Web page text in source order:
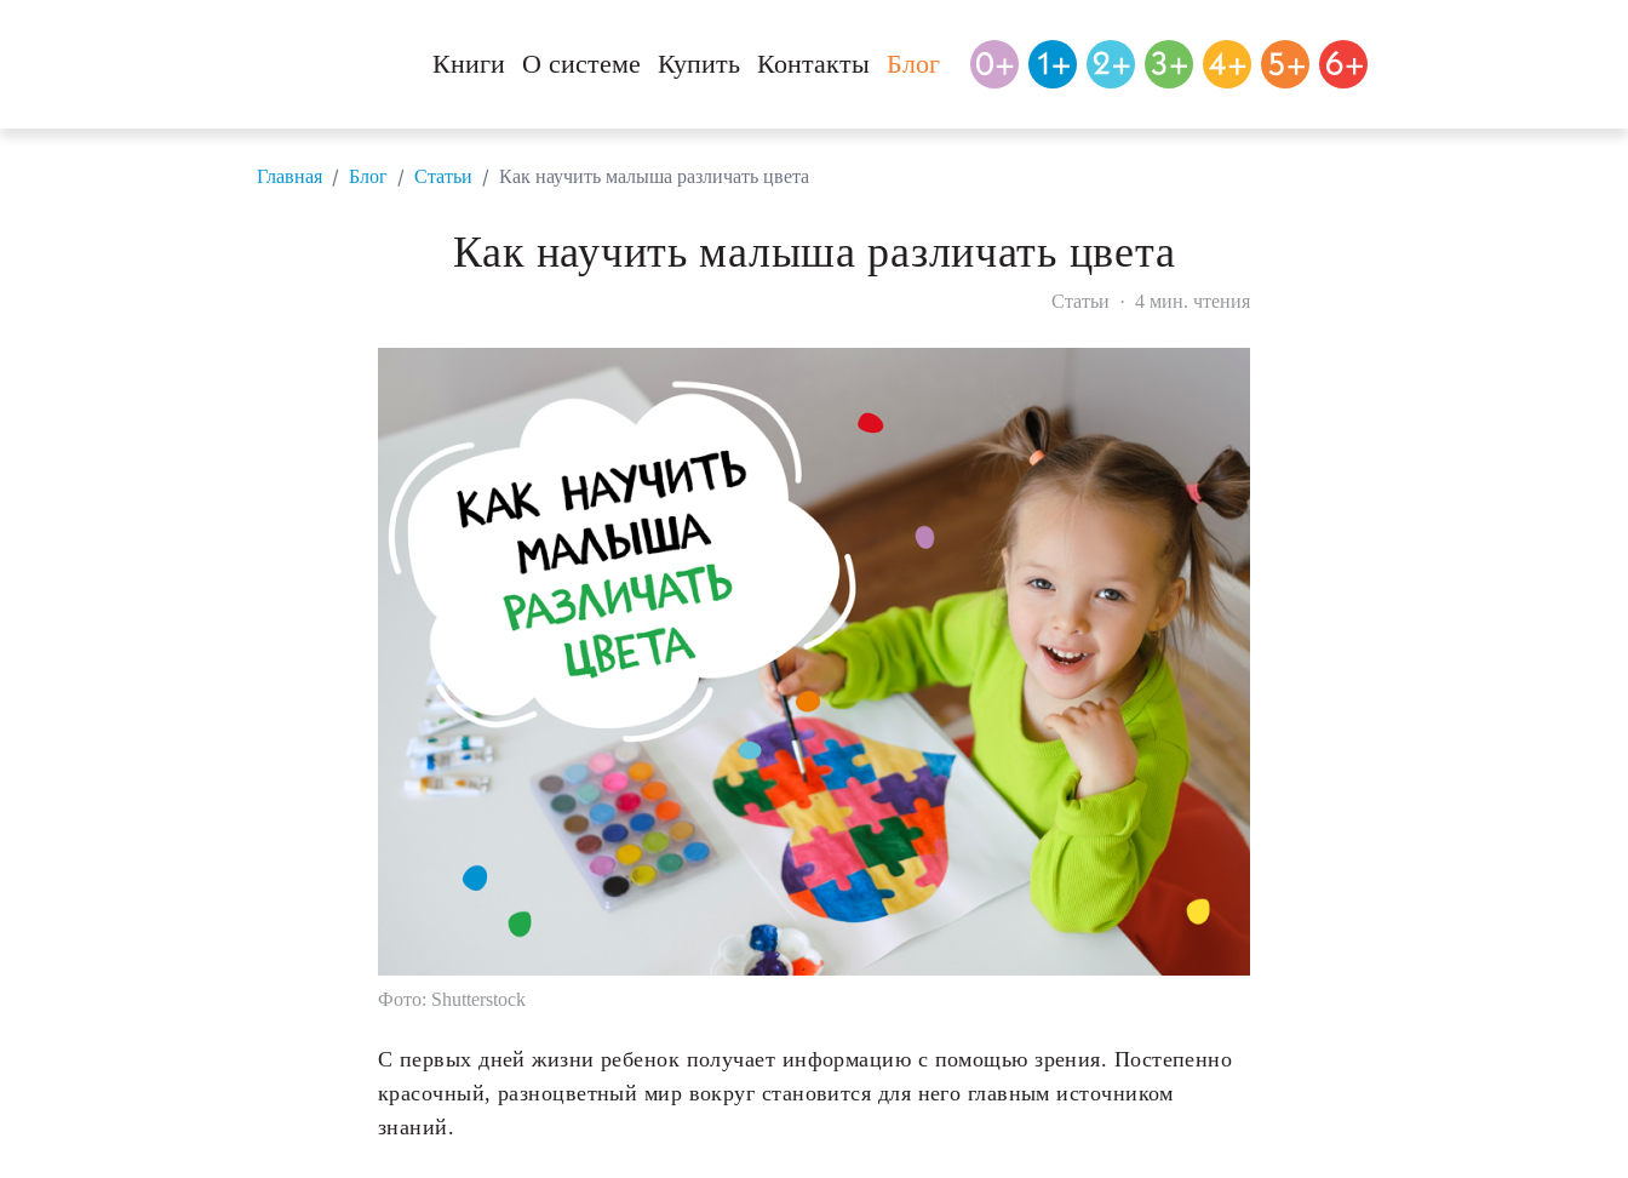
Книги О системе Купить Контакты Блог
Главная / Блог / Статьи / Как научить малыша различать цвета
Как научить малыша различать цвета
Статьи · 4 мин. чтения
Фото: Shutterstock
С первых дней жизни ребенок получает информацию с помощью зрения. Постепенно
красочный, разноцветный мир вокруг становится для него главным источником
знаний.